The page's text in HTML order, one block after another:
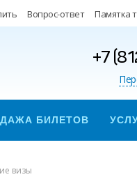
Вопрос-ответ Памятка
+7
БИЛЕТОВ
визы